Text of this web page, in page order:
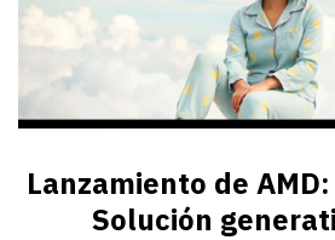
Lanzamiento de
Solución